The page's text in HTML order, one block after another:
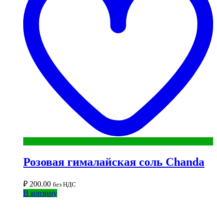
Розовая гималайская соль Chanda
₽ 200.00 без НДС
В корзину